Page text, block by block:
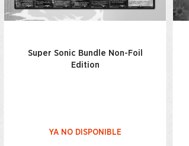
Super Sonic Bundle Non-Foil
Edition
YA NO DISPONIBLE